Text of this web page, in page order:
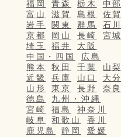
福岡
青森 栃木
中部
富山
滋賀 島根
佐賀
岩手
関東 群馬
石川
京都
岡山 長崎
宮城
埼玉
福井
大阪
中国・四国
広島
熊本
秋田 千葉
山梨
近畿
兵庫 山口
大分
山形
東京 長野
奈良
徳島
九州・沖縄
宮崎
福島
神奈川
岐阜
和歌山
香川
鹿児島
静岡
愛媛